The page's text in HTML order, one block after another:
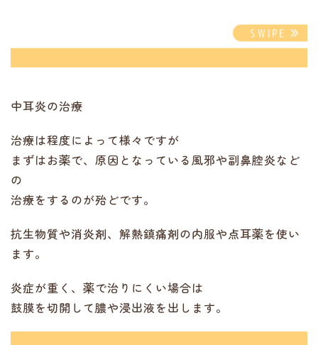
中耳炎の治療
治療は程度によって様々ですが
まずはお薬で、原因となっている風邪や副鼻腔炎など
の
治療をするのが殆どです。
抗生物質や消炎剤、解熱鎮痛剤の内服や点耳薬を使い
ます。
炎症が重く、薬で治りにくい場合は
鼓膜を切開して膿や浸出液を出します。